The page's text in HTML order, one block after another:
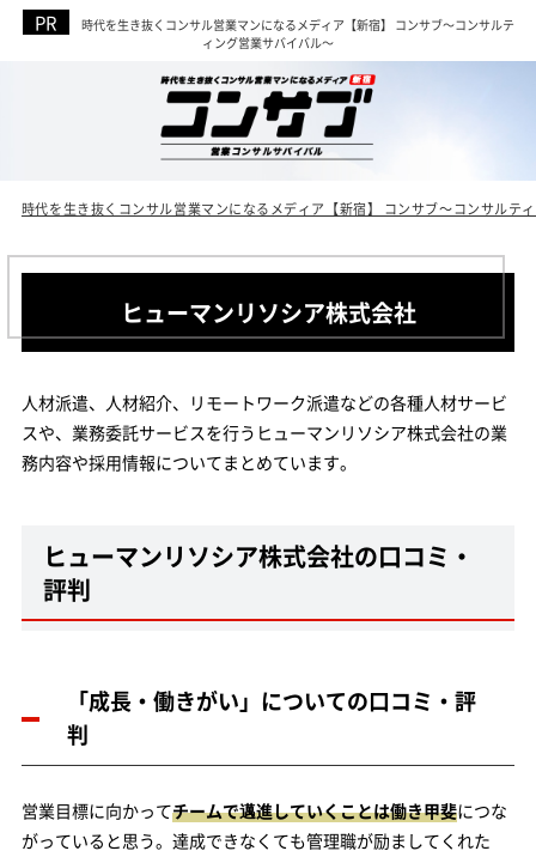
時代を生き抜くコンサル営業マンになるメディア【新宿】 コンサブ～コンサルテ
ィング営業サバイバル～
時代を生き抜くコンサル営業マンになるメディア【新宿】 コンサブ～コンサルテ
ヒューマンリソシア株式会社
人材派遣、人材紹介、リモートワーク派遣などの各種人材サービ
スや、業務委託サービスを行うヒューマンリソシア株式会社の業
務内容や採用情報についてまとめています。
ヒューマンリソシア株式会社の口コミ・
評判
「成長・働きがい」についての口コミ・評
判
営業目標に向かってチームで邁進していくことは働き甲斐につな
がっていると思う。達成できなくても管理職が励ましてくれた